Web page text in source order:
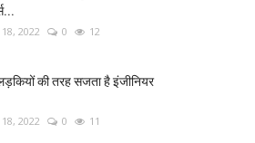
18, 2022 0 12
की तरह सजता है इंजीनियर
18, 2022 0 11